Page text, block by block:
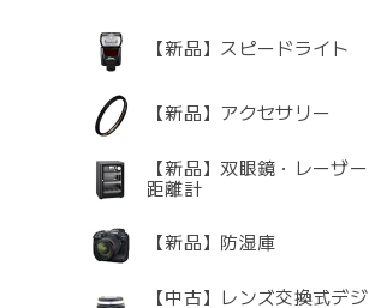
【新品】スピードライト
【新品】アクセサリー
【新品】双眼鏡・レーザー
距離計
【新品】防湿庫
【中古】レンズ交換式デジ